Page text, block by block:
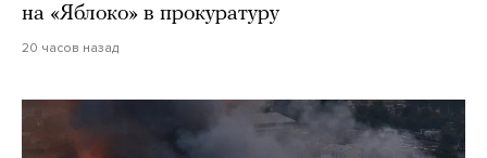
на «Яблоко» в прокуратуру
20 часов назад